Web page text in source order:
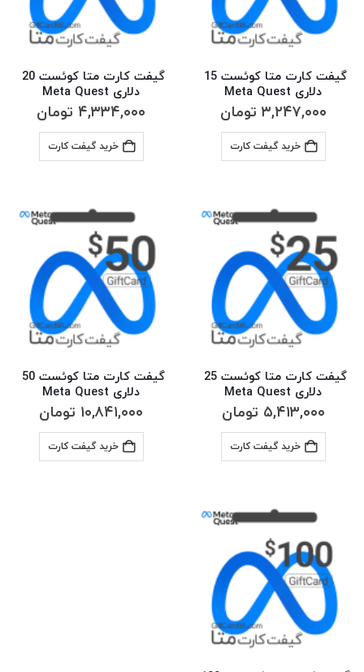
دلاری Meta Quest
۳,۲۴۷,۰۰۰ تومان
خرید گیفت کارت
دلاری Meta Quest
۴,۳۳۴,۰۰۰ تومان
خرید گیفت کارت
دلاری Meta Quest
۵,۴۱۳,۰۰۰ تومان
خرید گیفت کارت
دلاری Meta Quest
۱۰,۸۴۱,۰۰۰ تومان
خرید گیفت کارت